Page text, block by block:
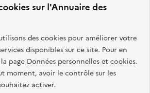
sur l'Annuaire des
des cookies pour améliorer votre
disponibles sur ce site. Pour en
page Données personnelles et cookies.
moment, avoir le contrôle sur les
activer.
. Le code source de ce site web
libre. Le design de ce site est conçu
design de l’État.
info.gouv.fr
data.gouv.fr